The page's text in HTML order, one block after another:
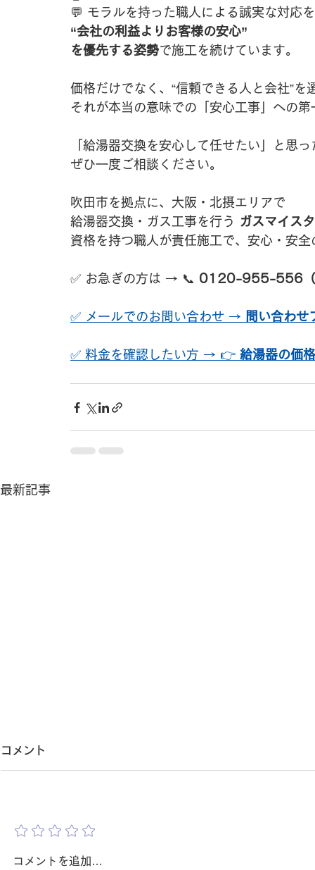
💬 モラルを持った職人による誠実な対応
“会社の利益よりお客様の安心”
を優先する姿勢で施工を続けています。
価格だけでなく、“信頼できる人と会社”を
それが本当の意味での「安心工事」への第
「給湯器交換を安心して任せたい」と思っ
ぜひ一度ご相談ください。
吹田市を拠点に、大阪・北摂エリアで
給湯器交換・ガス工事を行う
ガスマイス
資格を持つ職人が責任施工で、安心・安
✅ お急ぎの方は → 📞 0120-955-556（
✅ メールでのお問い合わせ → 問い合わせ
✅ 料金を確認したい方 → 👉 給湯器の価
最新記事
給湯器交換で工事当日に中
止・延期になるのはなぜ？｜
原因を解説【吹田・豊中・箕
延期になるのはなぜ？ 給湯器交
換の日程が決まり、 「これで今
日からお湯が使える。」 そう思
換に必要？
コメント
コメントを追加…